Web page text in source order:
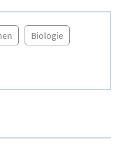
Biologie